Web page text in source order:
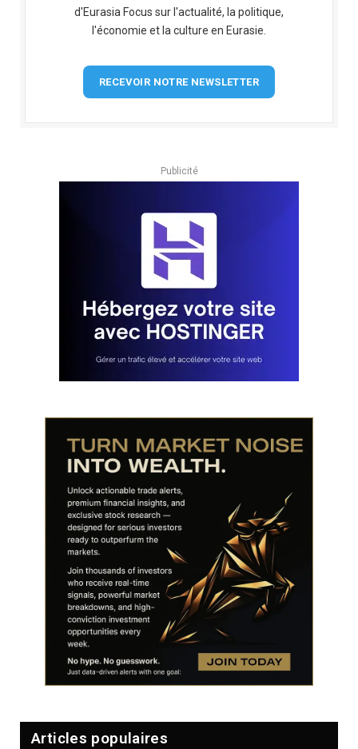
d'Eurasia Focus sur l'actualité, la politique,
l'économie et la culture en Eurasie.
RECEVOIR NOTRE NEWSLETTER
Publicité
Articles populaires